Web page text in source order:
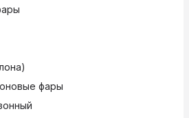
фары